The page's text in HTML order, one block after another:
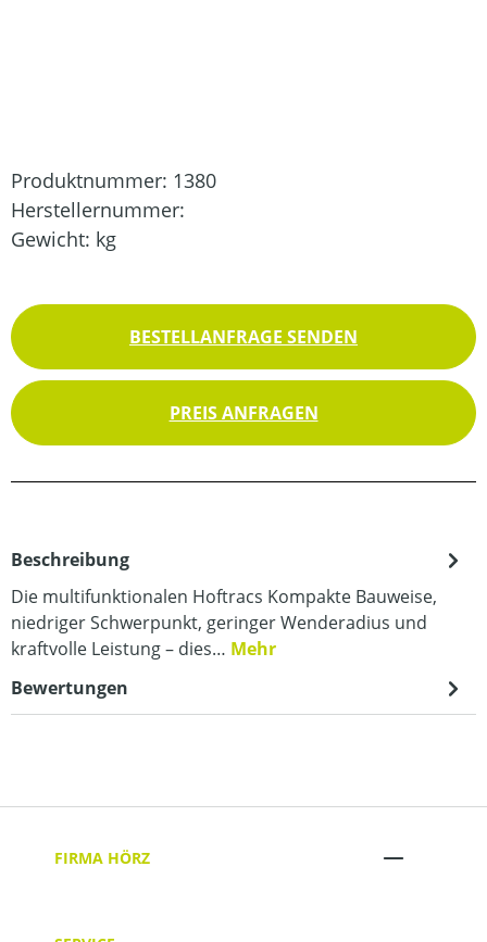
Produktnummer: 1380
Herstellernummer:
Gewicht: kg
BESTELLANFRAGE SENDEN
PREIS ANFRAGEN
Beschreibung
Die multifunktionalen Hoftracs Kompakte Bauweise,
niedriger Schwerpunkt, geringer Wenderadius und
kraftvolle Leistung – dies… Mehr
Bewertungen
FIRMA HÖRZ